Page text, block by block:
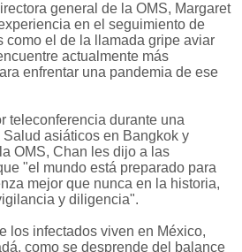
general de la OMS, Margaret
en el seguimiento de
como el de la llamada gripe aviar
actualmente más
enfrentar una pandemia de ese
teleconferencia durante una
asiáticos en Bangkok y
OMS, Chan les dijo a las
"el mundo está preparado para
mejor que nunca en la historia,
y diligencia".
los infectados viven en México,
como se desprende del balance